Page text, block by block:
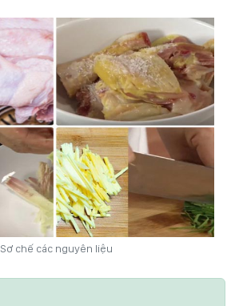
Sơ chế các nguyên liệu